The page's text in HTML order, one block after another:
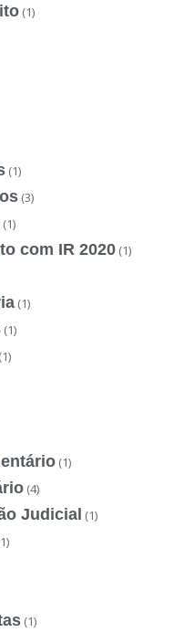
(1)
(1)
(3)
(1)
com IR 2020 (1)
(1)
(1)
(1)
(1)
(4)
Judicial (1)
(1)